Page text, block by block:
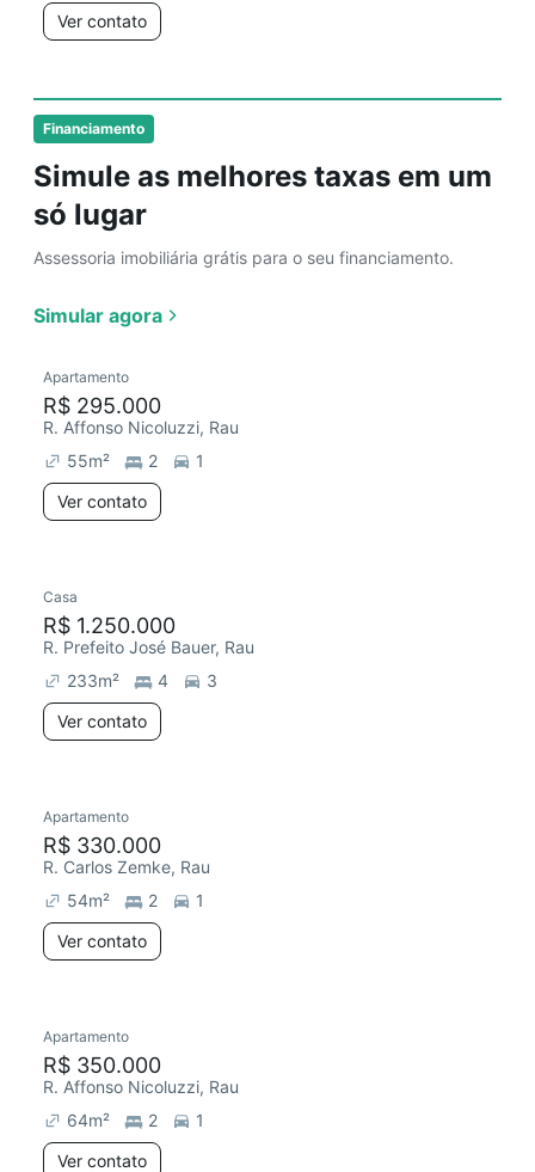
Financiamento
Simule as melhores taxas em um
só lugar
Assessoria imobiliária grátis para o seu financiamento.
Simular agora
Ver contato
Apartamento
R$ 295.000
R. Affonso Nicoluzzi, Rau
55m² 2
1
Ver contato
Casa
R$ 1.250.000
R. Prefeito José Bauer, Rau
233m² 4
3
Ver contato
Apartamento
R$ 330.000
R. Carlos Zemke, Rau
54m² 2
1
Ver contato
Apartamento
R$ 350.000
R. Affonso Nicoluzzi, Rau
64m² 2
1
Ver contato